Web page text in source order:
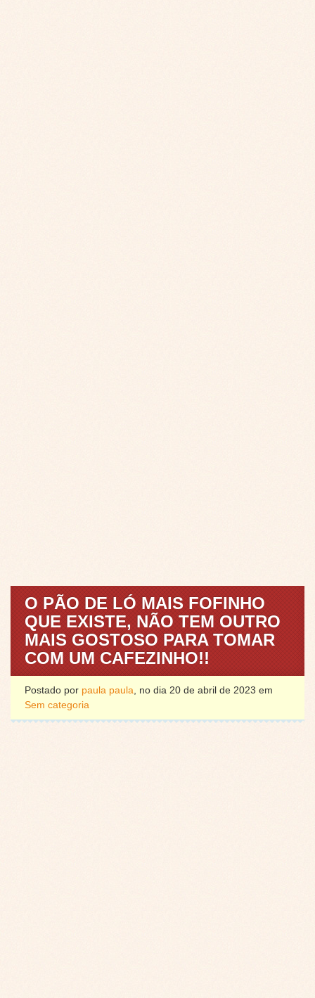
O PÃO DE LÓ MAIS FOFINHO
QUE EXISTE, NÃO TEM OUTRO
MAIS GOSTOSO PARA TOMAR
COM UM CAFEZINHO!!
Postado por paula paula, no dia 20 de abril de 2023 em
Sem categoria